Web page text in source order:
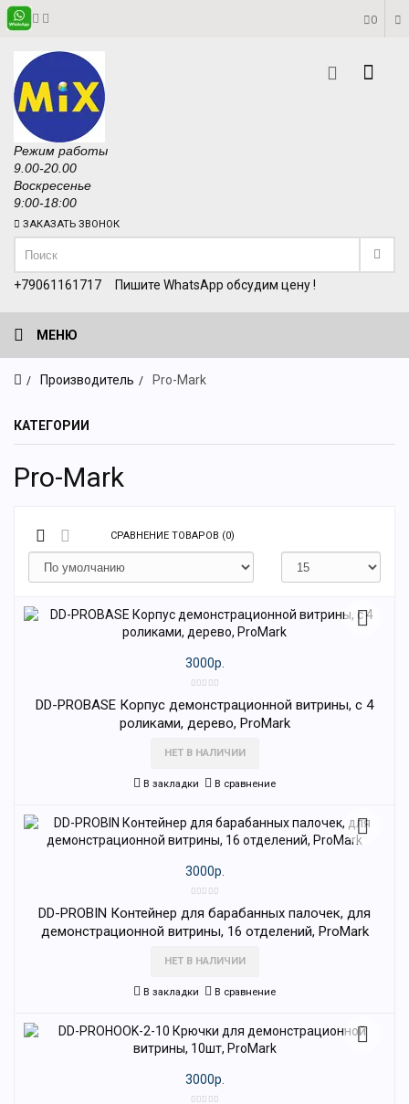
0
Режим работы
9.00-20.00
Воскресенье
9:00-18:00
ЗАКАЗАТЬ ЗВОНОК
+79061161717 Пишите WhatsApp обсудим цену !
МЕНЮ
Производитель Pro-Mark
КАТЕГОРИИ
Pro-Mark
СРАВНЕНИЕ ТОВАРОВ (0)
3000р.
DD-PROBASE Корпус демонстрационной витрины, с 4
роликами, дерево, ProMark
НЕТ В НАЛИЧИИ
В закладки В сравнение
3000р.
DD-PROBIN Контейнер для барабанных палочек, для
демонстрационной витрины, 16 отделений, ProMark
НЕТ В НАЛИЧИИ
В закладки В сравнение
3000р.